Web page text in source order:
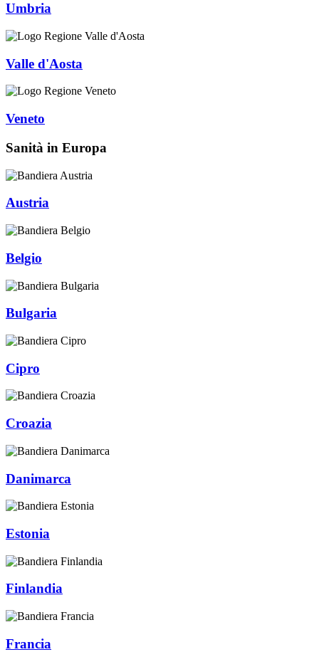
Umbria
Valle d'Aosta
Veneto
Sanità in Europa
Austria
Belgio
Bulgaria
Cipro
Croazia
Danimarca
Estonia
Finlandia
Francia